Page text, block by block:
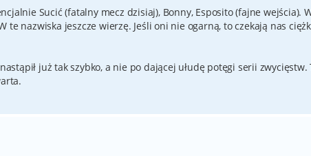
Sucić (fatalny mecz dzisiaj), Bonny, Esposito (fajne wejścia).
nazwiska jeszcze wierzę. Jeśli oni nie ogarną, to czekają nas
już tak szybko, a nie po dającej ułudę potęgi serii zwycięstw.